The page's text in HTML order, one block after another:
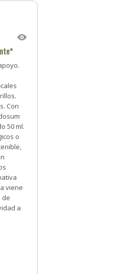
Con
50 ml.
o
viene
de
a